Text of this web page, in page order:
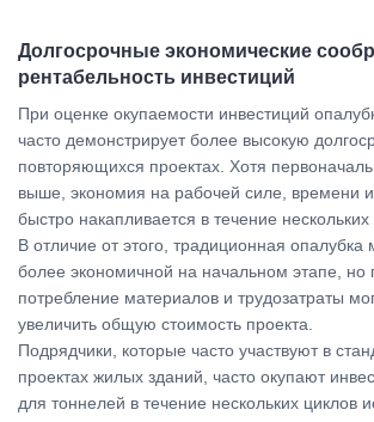
Долгосрочные экономические
рентабельность инвестиций
При оценке окупаемости инвестиций
часто демонстрирует более высокую
повторяющихся проектах. Хотя
выше, экономия на рабочей силе, времени
быстро накапливается в течение нескольких
В отличие от этого, традиционная опалубка
более экономичной на начальном этапе, но
потребление материалов и трудозатраты
увеличить общую стоимость проекта.
Подрядчики, которые часто участвуют в
проектах жилых зданий, часто окупают
для тоннелей в течение нескольких циклов